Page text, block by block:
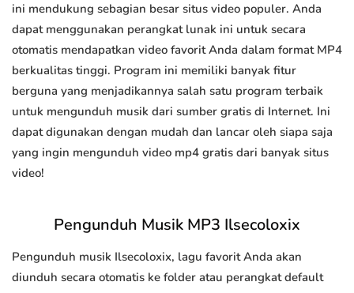
ini mendukung sebagian besar situs video populer. Anda
dapat menggunakan perangkat lunak ini untuk secara
otomatis mendapatkan video favorit Anda dalam format MP4
berkualitas tinggi. Program ini memiliki banyak fitur
berguna yang menjadikannya salah satu program terbaik
untuk mengunduh musik dari sumber gratis di Internet. Ini
dapat digunakan dengan mudah dan lancar oleh siapa saja
yang ingin mengunduh video mp4 gratis dari banyak situs
video!
Pengunduh Musik MP3 Ilsecoloxix
Pengunduh musik Ilsecoloxix, lagu favorit Anda akan
diunduh secara otomatis ke folder atau perangkat default